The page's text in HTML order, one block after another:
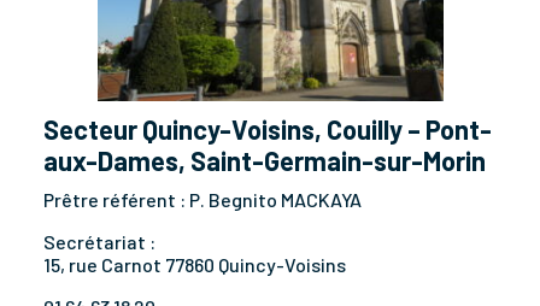
Secteur Quincy-Voisins, Couilly – Pont-
aux-Dames, Saint-Germain-sur-Morin
Prêtre référent : P. Begnito MACKAYA
Secrétariat :
15, rue Carnot 77860 Quincy-Voisins